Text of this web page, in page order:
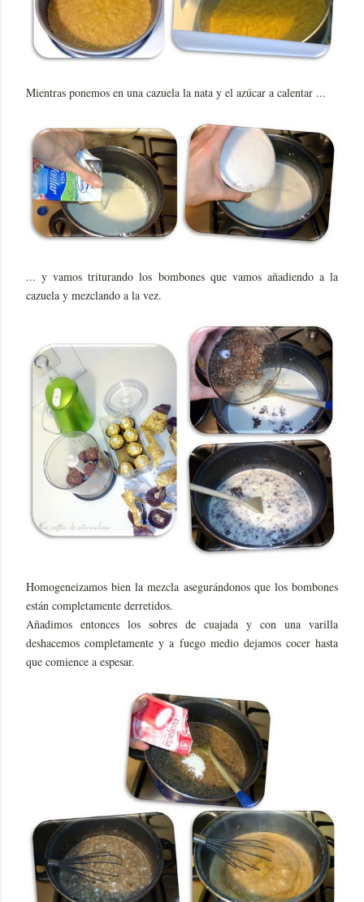
Mientras ponemos en una cazuela la nata y el azúcar a calentar ...
... y vamos triturando los bombones que vamos añadiendo a la
cazuela y mezclando a la vez.
Homogeneizamos bien la mezcla asegurándonos que los bombones
están completamente derretidos.
Añadimos entonces los sobres de cuajada y con una varilla
deshacemos completamente y a fuego medio dejamos cocer hasta
que comience a espesar.